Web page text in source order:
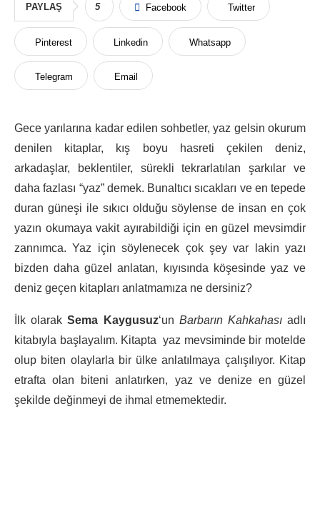
PAYLAŞ 5 Facebook Twitter
Pinterest Linkedin Whatsapp
Telegram Email
Gece yarılarına kadar edilen sohbetler, yaz gelsin okurum
denilen kitaplar, kış boyu hasreti çekilen deniz,
arkadaşlar, beklentiler, sürekli tekrarlatılan şarkılar ve
daha fazlası “yaz” demek. Bunaltıcı sıcakları ve en tepede
duran güneşi ile sıkıcı olduğu söylense de insan en çok
yazın okumaya vakit ayırabildiği için en güzel mevsimdir
zannımca. Yaz için söylenecek çok şey var lakin yazı
bizden daha güzel anlatan, kıyısında köşesinde yaz ve
deniz geçen kitapları anlatmamıza ne dersiniz?
İlk olarakSema Kaygusuz‘un Barbarın Kahkahasıadlı
kitabıyla başlayalım. Kitapta yaz mevsiminde bir motelde
olup biten olaylarla bir ülke anlatılmaya çalışılıyor. Kitap
etrafta olan biteni anlatırken, yaz ve denize en güzel
şekilde değinmeyi de ihmal etmemektedir.